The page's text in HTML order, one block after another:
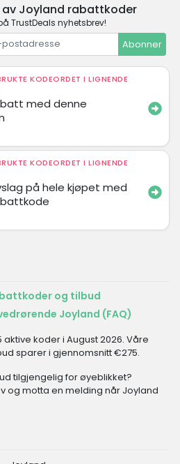
av Joyland rabattkoder
TrustDeals nyhetsbrev!
Abonner
KODEORDET I LIGNENDE
med denne
KODEORDET I LIGNENDE
på hele kjøpet med
og tilbud
Joyland (FAQ)
koder i August 2026. Våre
sparer i gjennomsnitt €275.
tilgjengelig for øyeblikket?
og motta en melding når Joyland